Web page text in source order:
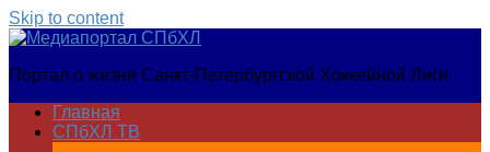
Skip to content
Медиапортал
Портал о жизни Санкт-Петербургской Хоккейной Лиги
Главная
СПбХЛ ТВ